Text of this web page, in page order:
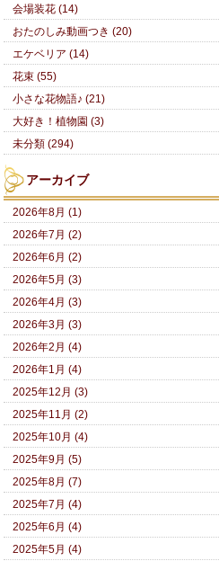
会場装花 (14)
おたのしみ動画つき (20)
エケベリア (14)
花束 (55)
小さな花物語♪ (21)
大好き！植物園 (3)
未分類 (294)
アーカイブ
2026年8月 (1)
2026年7月 (2)
2026年6月 (2)
2026年5月 (3)
2026年4月 (3)
2026年3月 (3)
2026年2月 (4)
2026年1月 (4)
2025年12月 (3)
2025年11月 (2)
2025年10月 (4)
2025年9月 (5)
2025年8月 (7)
2025年7月 (4)
2025年6月 (4)
2025年5月 (4)